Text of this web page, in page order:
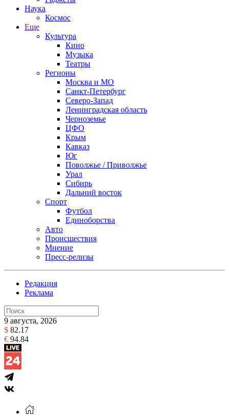
Наука
Космос
Еще
Культура
Кино
Музыка
Театры
Регионы
Москва и МО
Санкт-Петербург
Северо-Запад
Ленинградская область
Черноземье
ЦФО
Крым
Кавказ
Юг
Поволжье / Приволжье
Урал
Сибирь
Дальний восток
Спорт
Футбол
Единоборства
Авто
Происшествия
Мнение
Пресс-релизы
Редакция
Реклама
9 августа, 2026
$ 82.17
€ 94.84